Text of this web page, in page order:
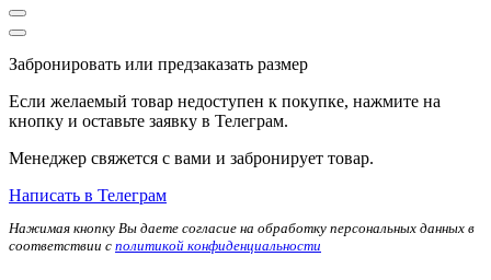
Забронировать или предзаказать размер
Если желаемый товар недоступен к покупке, нажмите на
кнопку и оставьте заявку в Телеграм.
Менеджер свяжется с вами и забронирует товар.
Написать в Телеграм
Нажимая кнопку Вы даете согласие на обработку персональных данных в
соответствии с политикой конфиденциальности